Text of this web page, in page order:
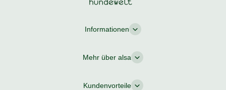
Informationen
Mehr über alsa
Kundenvorteile